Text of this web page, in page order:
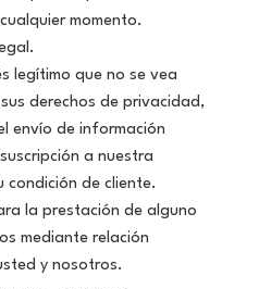
momento.
legítimo que no se vea
derechos de privacidad,
envío de información
a nuestra
condición de cliente.
la prestación de alguno
mediante relación
y nosotros.